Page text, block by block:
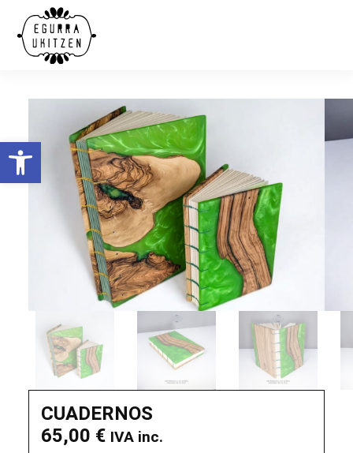
CUADERNOS
65,00 € IVA inc.
Abrir barra de herramientas